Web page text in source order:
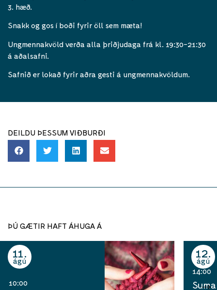
3. hæð.
Snakk og gos í boði fyrir öll sem mæta!
Ungmennakvöld verða alla þriðjudaga frá kl. 19:30-21:30
á aðalsafni.
Safnið er lokað fyrir aðra gesti á ungmennakvöldum.
DEILDU ÞESSUM VIÐBURÐI
ÞÚ GÆTIR HAFT ÁHUGA Á
11
ágú
10:00
12
ágú
14:00